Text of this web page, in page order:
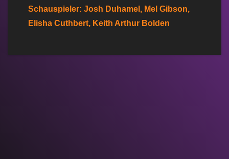
Schauspieler: Josh Duhamel, Mel Gibson,
Elisha Cuthbert, Keith Arthur Bolden